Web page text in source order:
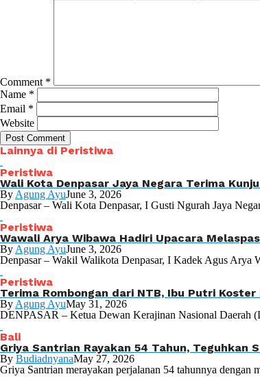
Comment *
Name *
Email *
Website
Lainnya di Peristiwa
Peristiwa
Wali Kota Denpasar Jaya Negara Terima
By Agung AyuJune 3, 2026
Denpasar – Wali Kota Denpasar, I Gusti Ngurah Jaya
Peristiwa
Wawali Arya Wibawa Hadiri Upacara
By Agung AyuJune 3, 2026
Denpasar – Wakil Walikota Denpasar, I Kadek Agus Arya
Peristiwa
Terima Rombongan dari NTB, Ibu Putri
By Agung AyuMay 31, 2026
DENPASAR – Ketua Dewan Kerajinan Nasional Daerah
Bali
Griya Santrian Rayakan 54 Tahun, Teguhkan
By BudiadnyanaMay 27, 2026
Griya Santrian merayakan perjalanan 54 tahunnya dengan